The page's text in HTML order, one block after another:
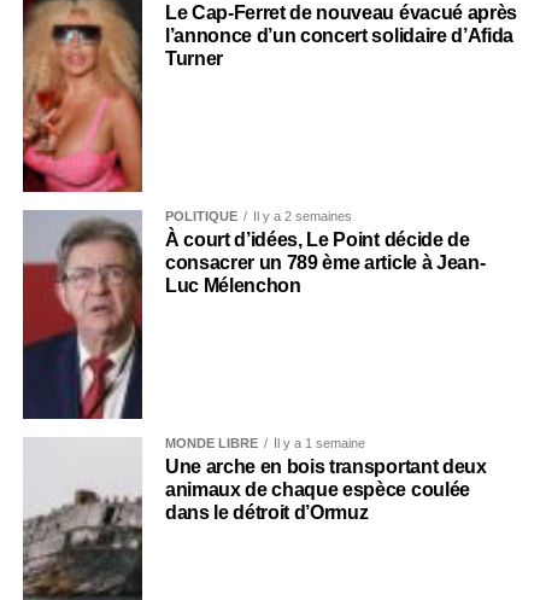
Le Cap-Ferret de nouveau évacué après
l’annonce d’un concert solidaire d’Afida
Turner
POLITIQUE Il y a 2 semaines
À court d’idées, Le Point décide de
consacrer un 789 ème article à Jean-
Luc Mélenchon
MONDE LIBRE Il y a 1 semaine
Une arche en bois transportant deux
animaux de chaque espèce coulée
dans le détroit d’Ormuz